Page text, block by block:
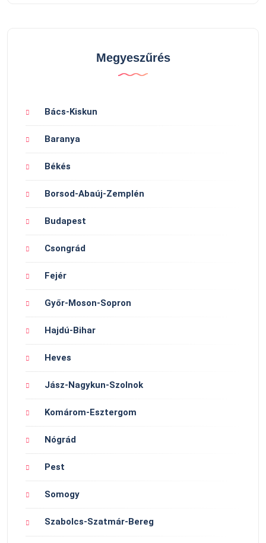
Megyeszűrés
Bács-Kiskun
Baranya
Békés
Borsod-Abaúj-Zemplén
Budapest
Csongrád
Fejér
Győr-Moson-Sopron
Hajdú-Bihar
Heves
Jász-Nagykun-Szolnok
Komárom-Esztergom
Nógrád
Pest
Somogy
Szabolcs-Szatmár-Bereg